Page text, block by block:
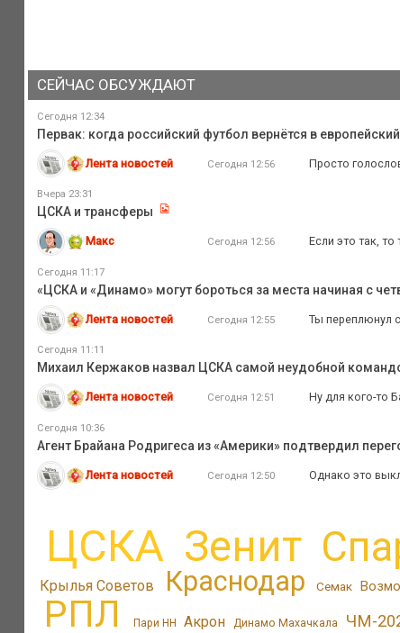
СЕЙЧАС ОБСУЖДАЮТ
Сегодня 12:34
Первак: когда российский футбол вернётся в
Лента новостей Сегодня 12:56 Просто
Вчера 23:31
ЦСКА и трансферы
Макс Сегодня 12:56 Если это так,
Сегодня 11:17
«ЦСКА и «Динамо» могут бороться за места начиная с
Лента новостей Сегодня 12:55 Ты переплюнул
Сегодня 11:11
Михаил Кержаков назвал ЦСКА самой неудобной
Лента новостей Сегодня 12:51 Ну для кого-то
Сегодня 10:36
Агент Брайана Родригеса из «Америки» подтвердил
Лента новостей Сегодня 12:50 Однако это
ЦСКА Зенит
Крылья Советов Краснодар Семак
РПЛ Пари НН Акрон Динамо Махачкала ЧМ-